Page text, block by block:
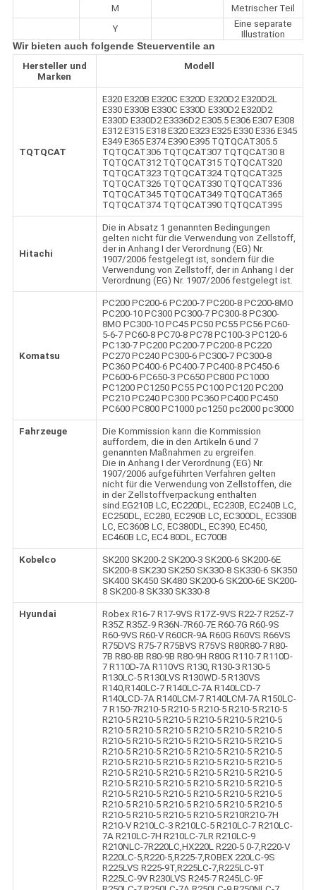
M
Metrischer Teil
Y
Eine separate
Illustration
Wir bieten auch folgende Steuerventile an
Hersteller und
Marken
Modell
TQTQCAT
E320 E320B E320C E320D E320D2 E320D2L
E330 E330B E330C E330D E330D2 E320D2
E330D E330D2 E3336D2 E305.5 E306 E307 E308
E312 E315 E318 E320 E323 E325 E330 E336 E345
E349 E365 E374 E390 E395 TQTQCAT305.5
TQTQCAT306 TQTQCAT307 TQTQCAT30 8
TQTQCAT312 TQTQCAT315 TQTQCAT320
TQTQCAT323 TQTQCAT324 TQTQCAT325
TQTQCAT326 TQTQCAT330 TQTQCAT336
TQTQCAT345 TQTQCAT349 TQTQCAT365
TQTQCAT374 TQTQCAT390 TQTQCAT395
Hitachi
Die in Absatz 1 genannten Bedingungen
gelten nicht für die Verwendung von Zellstoff,
der in Anhang I der Verordnung (EG) Nr.
1907/2006 festgelegt ist, sondern für die
Verwendung von Zellstoff, der in Anhang I der
Verordnung (EG) Nr. 1907/2006 festgelegt ist.
Komatsu
PC200 PC200-6 PC200-7 PC200-8 PC200-8MO
PC200-10 PC300 PC300-7 PC300-8 PC300-
8MO PC300-10 PC45 PC50 PC55 PC56 PC60-
5-6-7 PC60-8 PC70-8 PC78 PC100-3 PC120-6
PC130-7 PC200 PC200-7 PC200-8 PC220
PC270 PC240 PC300-6 PC300-7 PC300-8
PC360 PC400-6 PC400-7 PC400-8 PC450-6
PC600-6 PC650-3 PC650 PC800 PC1000
PC1200 PC1250 PC55 PC100 PC120 PC200
PC210 PC240 PC300 PC360 PC400 PC450
PC600 PC800 PC1000 pc1250 pc2000 pc3000
Fahrzeuge
Die Kommission kann die Kommission
auffordern, die in den Artikeln 6 und 7
genannten Maßnahmen zu ergreifen.
Die in Anhang I der Verordnung (EG) Nr.
1907/2006 aufgeführten Verfahren gelten
nicht für die Verwendung von Zellstoffen, die
in der Zellstoffverpackung enthalten
sind.EG210B LC, EC220DL, EC230B, EC240B LC,
EC250DL, EC280, EC290B LC, EC300DL, EC330B
LC, EC360B LC, EC380DL, EC390, EC450,
EC460B LC, EC4 80DL, EC700B
Kobelco
SK200 SK200-2 SK200-3 SK200-6 SK200-6E
SK200-8 SK230 SK250 SK330-8 SK330-6 SK350
SK400 SK450 SK480 SK200-6 SK200-6E SK200-
8 SK200-8 SK330 SK330-8
Hyundai
Robex R16-7 R17-9VS R17Z-9VS R22-7 R25Z-7
R35Z R35Z-9 R36N-7R60-7E R60-7G R60-9S
R60-9VS R60-V R60CR-9A R60G R60VS R66VS
R75DVS R75-7 R75BVS R75VS R80R80-7 R80-
7B R80-8B R80-9B R80-9H R80G R110-7 R110D-
7 R110D-7A R110VS R130, R130-3 R130-5
R130LC-5 R130LVS R130WD-5 R130VS
R140,R140LC-7 R140LC-7A R140LCD-7
R140LCD-7A R140LCM-7 R140LCM-7A R150LC-
7 R150-7R210-5 R210-5 R210-5 R210-5 R210-5
R210-5 R210-5 R210-5 R210-5 R210-5 R210-5
R210-5 R210-5 R210-5 R210-5 R210-5 R210-5
R210-5 R210-5 R210-5 R210-5 R210-5 R210-5
R210-5 R210-5 R210-5 R210-5 R210-5 R210-5
R210-5 R210-5 R210-5 R210-5 R210-5 R210-5
R210-5 R210-5 R210-5 R210-5 R210-5 R210-5
R210-5 R210-5 R210-5 R210-5 R210-5 R210-5
R210-5 R210-5 R210-5 R210-5 R210-5 R210-5
R210-5 R210-5 R210-5 R210-5 R210-5 R210-5
R210-5 R210-5 R210-5 R210-5 R210R210-7H
R210-V R210LC-3 R210LC-5 R210LC-7 R210LC-
7A R210LC-7H R210LC-7LR R210LC-9
R210NLC-7R220LC,HX220L R220-5 0-7,R220-V
R220LC-5,R220-5,R225-7,ROBEX 220LC-9S
R225LVS R225-9T,R225LC-7,R225LC-9T
R225LC-9V R230LVS R245-7 R245LC-9F